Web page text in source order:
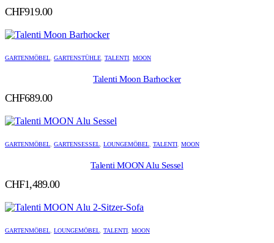
CHF919.00
GARTENMÖBEL GARTENSTÜHLE TALENTI MOON
Talenti Moon Barhocker
CHF689.00
GARTENMÖBEL GARTENSESSEL LOUNGEMÖBEL TALENTI MOON
Talenti MOON Alu Sessel
CHF1,489.00
GARTENMÖBEL LOUNGEMÖBEL TALENTI MOON